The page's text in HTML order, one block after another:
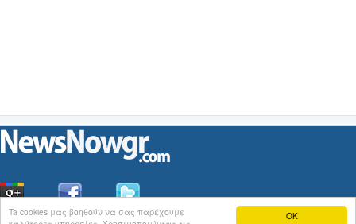
OK
Ta cookies μας βοηθούν να σας παρέχουμε